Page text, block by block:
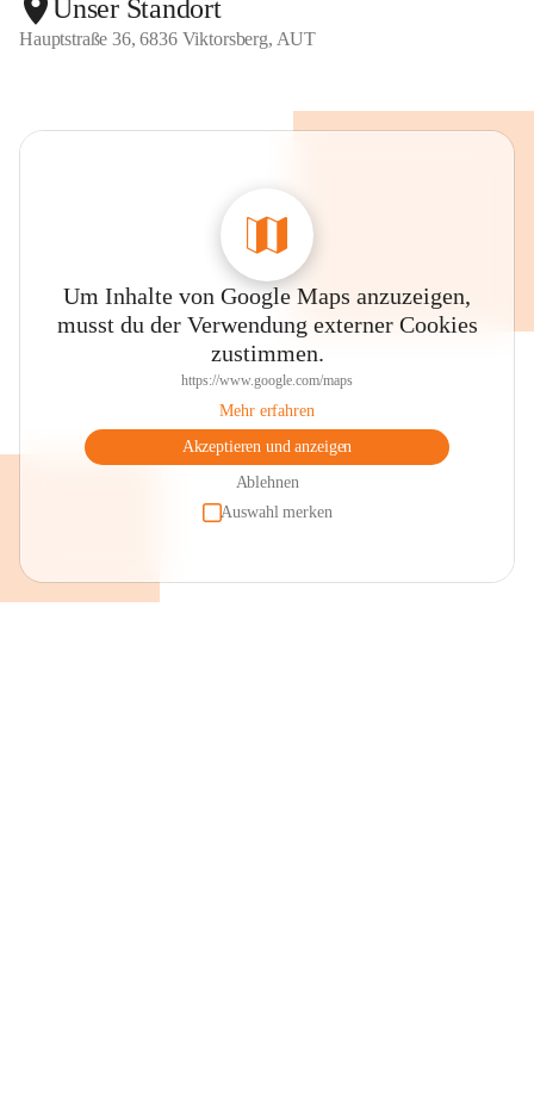
Unser Standort
Hauptstraße 36, 6836 Viktorsberg, AUT
Um Inhalte von Google Maps anzuzeigen,
musst du der Verwendung externer Cookies
zustimmen.
https://www.google.com/maps
Mehr erfahren
Akzeptieren und anzeigen
Ablehnen
Auswahl merken